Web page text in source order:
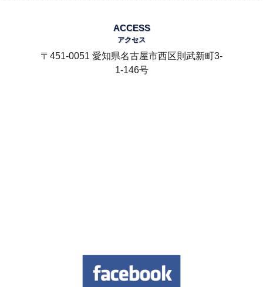
ACCESS
アクセス
〒451-0051 愛知県名古屋市西区則武新町3-
1-146号